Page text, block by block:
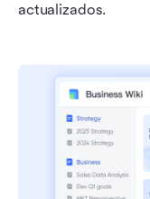
actualizados.